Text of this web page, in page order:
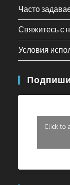
Часто
Свяжитесь с
Условия
Click to